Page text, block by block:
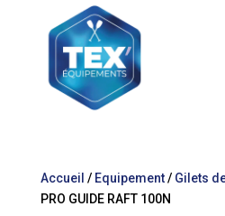
Accueil / Equipement/ Gilets
PRO GUIDE RAFT 100N